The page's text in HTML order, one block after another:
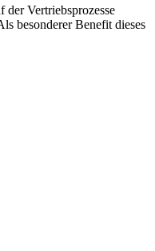
Vertriebsprozesse
besonderer Benefit dieses